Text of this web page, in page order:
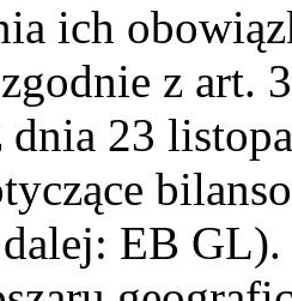
ich
z art.
23
EB